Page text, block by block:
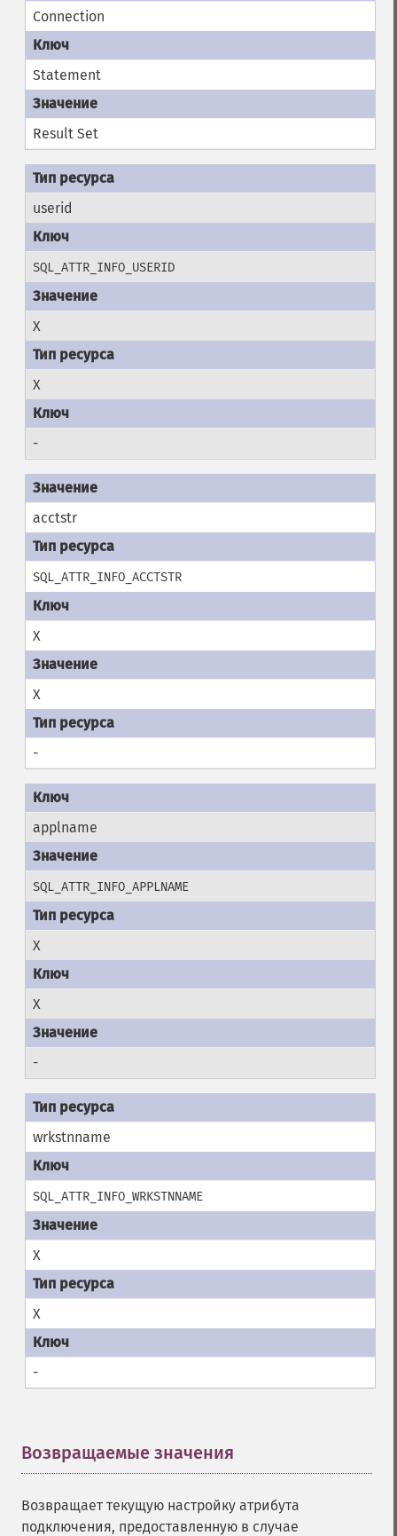
Connection
Statement
Result Set
userid
SQL_ATTR_INFO_USERID
X
X
-
acctstr
SQL_ATTR_INFO_ACCTSTR
X
X
-
applname
SQL_ATTR_INFO_APPLNAME
X
X
-
wrkstnname
SQL_ATTR_INFO_WRKSTNNAME
X
X
-
Возвращаемые значения
Возвращает текущую настройку атрибута
подключения, предоставленную в случае